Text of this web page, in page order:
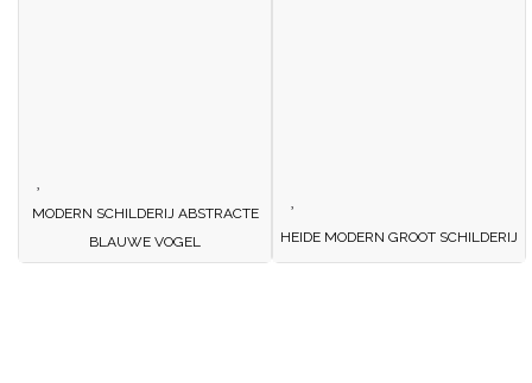
MODERN SCHILDERIJ ABSTRACTE
BLAUWE VOGEL
HEIDE MODERN GROOT SCHILDERIJ